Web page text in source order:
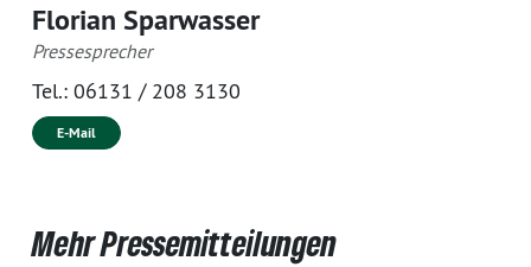
Florian Sparwasser
Pressesprecher
Tel.: 06131 / 208 3130
E-Mail
Mehr Pressemitteilungen